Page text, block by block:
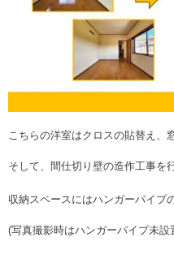
こちらの洋室はクロスの貼替え、
そして、間仕切り壁の造作工事を
収納スペースにはハンガーパイプ
(写真撮影時はハンガーパイプ未設